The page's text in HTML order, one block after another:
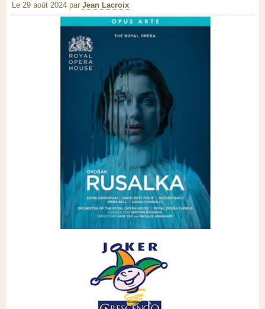
Le 29 août 2024 par Jean Lacroix